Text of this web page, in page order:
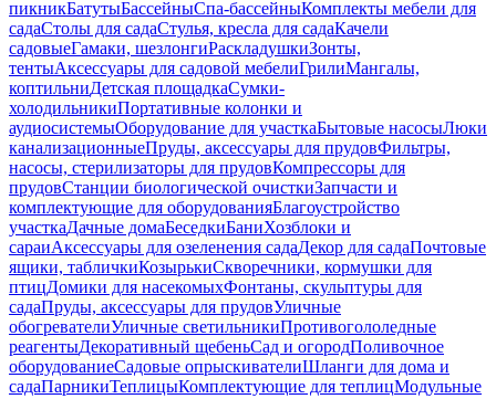
пикникБатутыБассейныСпа-бассейныКомплекты мебели для
садаСтолы для садаСтулья, кресла для садаКачели
садовыеГамаки, шезлонгиРаскладушкиЗонты,
тентыАксессуары для садовой мебелиГрилиМангалы,
коптильниДетская площадкаСумки-
холодильникиПортативные колонки и
аудиосистемыОборудование для участкаБытовые насосыЛюки
канализационныеПруды, аксессуары для прудовФильтры,
насосы, стерилизаторы для прудовКомпрессоры для
прудовСтанции биологической очисткиЗапчасти и
комплектующие для оборудованияБлагоустройство
участкаДачные домаБеседкиБаниХозблоки и
сараиАксессуары для озеленения садаДекор для садаПочтовые
ящики, табличкиКозырькиСкворечники, кормушки для
птицДомики для насекомыхФонтаны, скульптуры для
садаПруды, аксессуары для прудовУличные
обогревателиУличные светильникиПротивогололедные
реагентыДекоративный щебеньСад и огородПоливочное
оборудованиеСадовые опрыскивателиШланги для дома и
садаПарникиТеплицыКомплектующие для теплицМодульные